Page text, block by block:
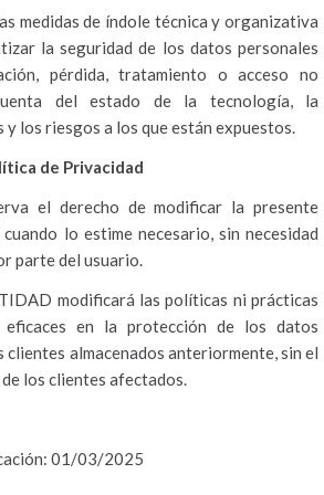
medidas de índole técnica y organizativa
la seguridad de los datos personales
pérdida, tratamiento o acceso no
del estado de la tecnología, la
los riesgos a los que están expuestos.
de Privacidad
el derecho de modificar la presente
lo estime necesario, sin necesidad
parte del usuario.
modificará las políticas ni prácticas
eficaces en la protección de los datos
clientes almacenados anteriormente, sin el
los clientes afectados.
01/03/2025